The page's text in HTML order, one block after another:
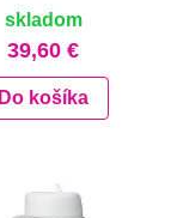
skladom
39,60 €
Do košíka